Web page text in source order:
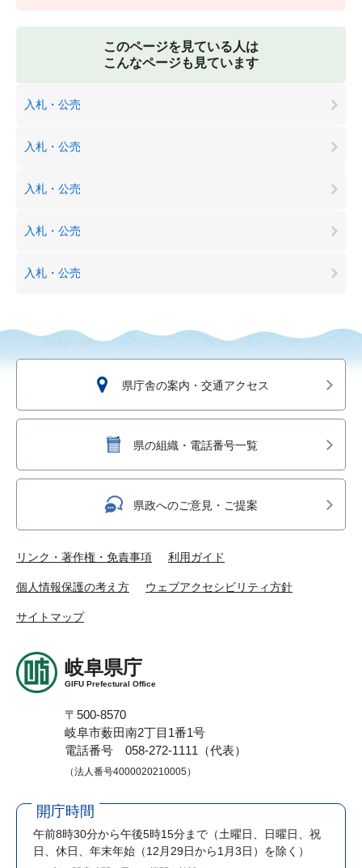
このページを見ている人は
こんなページも見ています
入札・公売
入札・公売
入札・公売
入札・公売
入札・公売
県庁舎の案内・交通アクセス
県の組織・電話番号一覧
県政へのご意見・ご提案
リンク・著作権・免責事項 利用ガイド
個人情報保護の考え方 ウェブアクセシビリティ方針
サイトマップ
岐阜県庁
GIFU Prefectural Office
〒500-8570
岐阜市薮田南2丁目1番1号
電話番号 058-272-1111（代表）
（法人番号4000020210005）
開庁時間
午前8時30分から午後5時15分まで （土曜日、日曜日、祝
日、休日、年末年始（12月29日から1月3日）を除く）